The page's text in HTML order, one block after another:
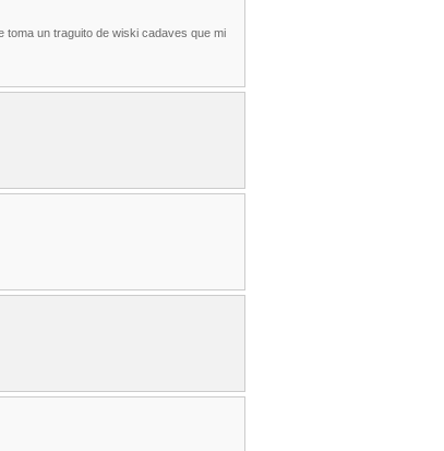
toma un traguito de wiski cadaves que mi